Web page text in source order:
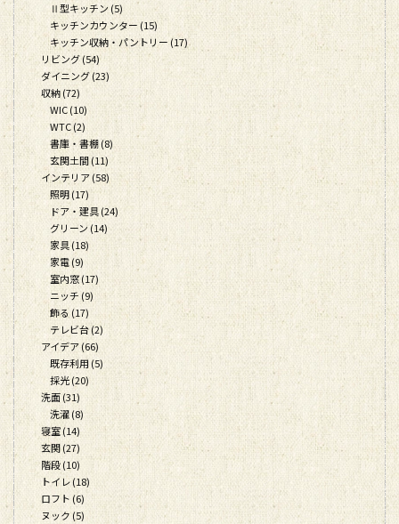
Ⅱ型キッチン (5)
キッチンカウンター (15)
キッチン収納・パントリー (17)
リビング (54)
ダイニング (23)
収納 (72)
WIC (10)
WTC (2)
書庫・書棚 (8)
玄関土間 (11)
インテリア (58)
照明 (17)
ドア・建具 (24)
グリーン (14)
家具 (18)
家電 (9)
室内窓 (17)
ニッチ (9)
飾る (17)
テレビ台 (2)
アイデア (66)
既存利用 (5)
採光 (20)
洗面 (31)
洗濯 (8)
寝室 (14)
玄関 (27)
階段 (10)
トイレ (18)
ロフト (6)
ヌック (5)